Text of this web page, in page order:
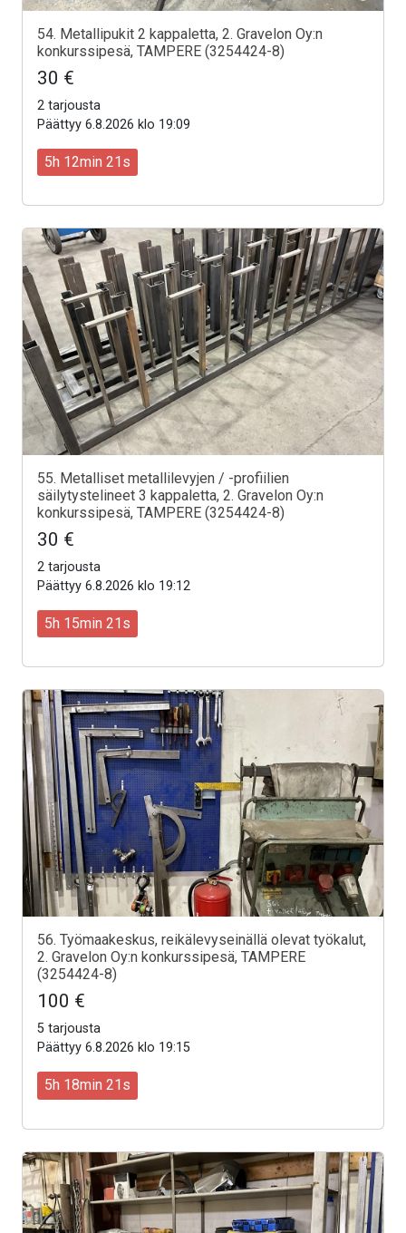
54. Metallipukit 2 kappaletta, 2. Gravelon Oy:n
konkurssipesä, TAMPERE (3254424-8)
30 €
2 tarjousta
Päättyy 6.8.2026 klo 19:09
5h 12min 19s
55. Metalliset metallilevyjen / -profiilien
säilytystelineet 3 kappaletta, 2. Gravelon Oy:n
konkurssipesä, TAMPERE (3254424-8)
30 €
2 tarjousta
Päättyy 6.8.2026 klo 19:12
5h 15min 19s
56. Työmaakeskus, reikälevyseinällä olevat työkalut,
2. Gravelon Oy:n konkurssipesä, TAMPERE
(3254424-8)
100 €
5 tarjousta
Päättyy 6.8.2026 klo 19:15
5h 18min 19s